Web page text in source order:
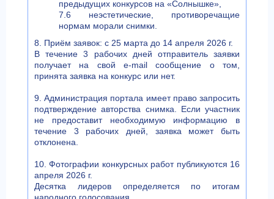
предыдущих конкурсов на «Солнышке»,
7.6 неэстетические, противоречащие
нормам морали снимки.
8. Приём заявок: с 25 марта до 14 апреля 2026 г.
В течение 3 рабочих дней отправитель заявки
получает на свой e-mail сообщение о том,
принята заявка на конкурс или нет.
9. Администрация портала имеет право запросить
подтверждение авторства снимка. Если участник
не предоставит необходимую информацию в
течение 3 рабочих дней, заявка может быть
отклонена.
10. Фотографии конкурсных работ публикуются 16
апреля 2026 г.
Десятка лидеров определяется по итогам